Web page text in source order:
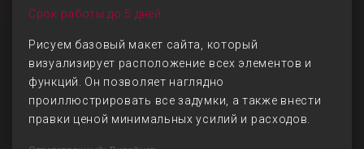
Срок работы до 5 дней
Рисуем базовый макет сайта, который
визуализирует расположение всех элементов и
функций. Он позволяет наглядно
проиллюстрировать все задумки, а также внести
правки ценой минимальных усилий и расходов.